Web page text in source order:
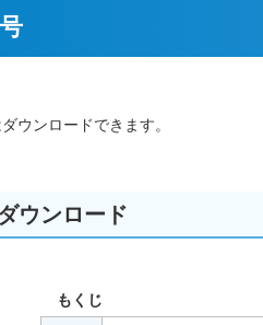
ウンロードできます。
ウンロード
もくじ